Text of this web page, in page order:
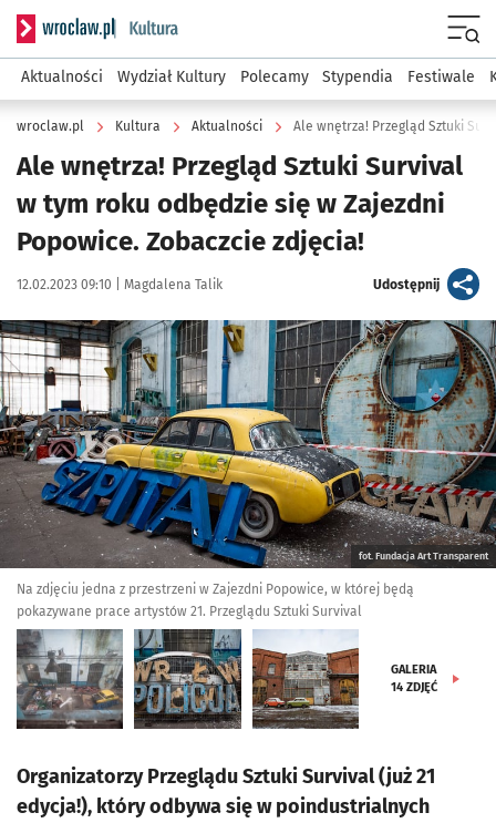
Serwis informacyjny wroclaw.pl podserwis: Kultura
Aktualności Wydział Kultury Polecamy Stypendia Festiwale
wroclaw.pl Kultura Aktualności
Ale wnętrza! Przegląd Sztuki Survival
w tym roku odbędzie się w Zajezdni
Popowice. Zobaczcie zdjęcia!
Data publikacji:
12.02.2023 09:10 | Autor:
Magdalena Talik Udostępnijartykuł
Kliknij, aby zobaczyć galerię
fot. Fundacja Art Transparent
Na zdjęciu jedna z przestrzeni w Zajezdni Popowice, w której będą
pokazywane prace artystów 21. Przeglądu Sztuki Survival
GALERIA
14 ZDJĘĆ
Organizatorzy Przeglądu Sztuki Survival (już 21
edycja!), który odbywa się w poindustrialnych